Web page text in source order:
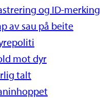
og ID-merking
av sau på beite
mot dyr
talt